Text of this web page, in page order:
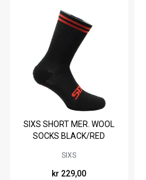
36 40 44
SIXS SHORT MER. WOOL
SOCKS BLACK/RED
SIXS
kr 229,00